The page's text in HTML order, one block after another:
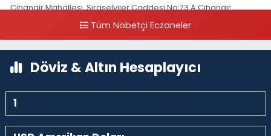
Cihangir Mahallesi, Sıraselviler Caddesi No:73 A Cihangir
Tüm Nöbetçi Eczaneler
Döviz & Altın Hesaplayıcı